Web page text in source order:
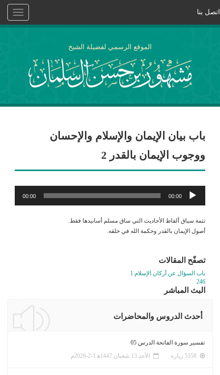
Toggle
اتصل بنا
الموقع الرسمي لفضيلة الشيخ
باب بيان الإيمان والإسلام والإحسان
ووجوب الإيمان بالقدر 2
مشغل
الصوت
00:00
00:00
تتمة سياق ألفاظ الأحاديث التي ساق مسلم أسانيدها فقط.
أصول الإيمان بالقدر وحكمة الله في خلقه.
تصفّح المقالات
باب السؤال عن أركان الإسلام 1
246
البث المباشر
أحدث الدروس والمحاضرات
تفسير سورة الفاتحة الدرس 05
الأحد 13 شعبان 1447ﻫ 1-2-2026م